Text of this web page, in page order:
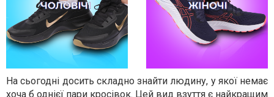
На сьогодні досить складно знайти людину, у якої немає
хоча б однієї пари кросівок. Цей вид взуття є найкращим